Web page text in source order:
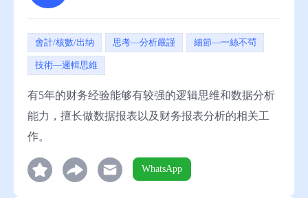
會計/核數/出纳 思考—分析嚴謹 細節—一絲不茍
技術—邏輯思維
有5年的财务经验能够有较强的逻辑思维和数据分析
能力，擅长做数据报表以及财务报表分析的相关工
作。
WhatsApp